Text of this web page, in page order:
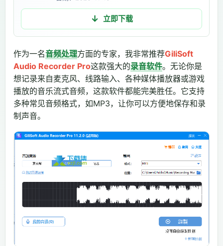
立即下载
作为一名音频处理方面的专家，我非常推荐GiliSoft
Audio Recorder Pro这款强大的录音软件。无论你是
想记录来自麦克风、线路输入、各种媒体播放器或游戏
播放的音乐流式音频，这款软件都能完美胜任。它支持
多种常见音频格式，如MP3，让你可以方便地保存和录
制声音。